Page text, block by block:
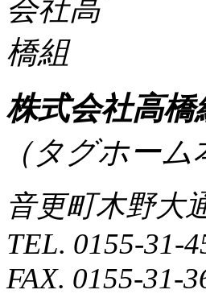
株式会社高橋
（タグホーム
音更町木野大
TEL. 0155-31-
FAX. 0155-31-